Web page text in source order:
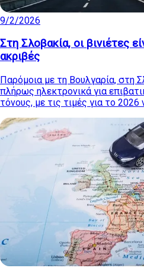
9/2/2026
Στη Σλοβακία, οι βινιέτες
ακριβές
Παρόμοια με τη Βουλγαρία, στη
πλήρως ηλεκτρονικά για
τόνους, με τις τιμές για το 2026